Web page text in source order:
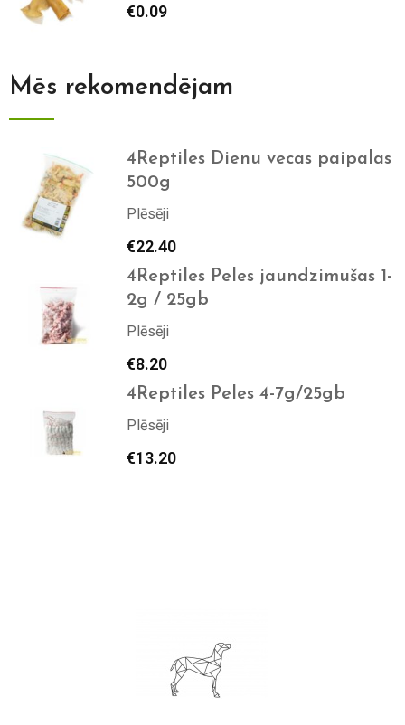
€0.09
Mēs rekomendējam
4Reptiles Dienu vecas paipalas
500g
Plēsēji
€22.40
4Reptiles Peles jaundzimušas 1-
2g / 25gb
Plēsēji
€8.20
4Reptiles Peles 4-7g/25gb
Plēsēji
€13.20